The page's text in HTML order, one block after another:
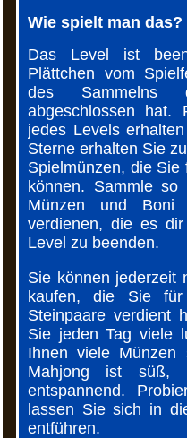
Wie spielt man das?
Das Level ist
Plättchen vom
des Sammelns
abgeschlossen hat.
jedes Levels
Sterne erhalten Sie
Spielmünzen, die
können. Sammle
Münzen und Boni
verdienen, die es
Level zu beenden.
Sie können jederzeit
kaufen, die Sie
Steinpaare verdient
Sie jeden Tag viele
Ihnen viele Münzen
Mahjong ist süß,
entspannend.
lassen Sie sich in
entführen.